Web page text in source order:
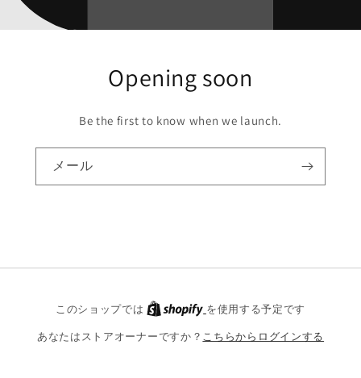
Opening soon
Be the first to know when we launch.
メール
このショップでは Shopify
を使用する予定です
あなたはストアオーナーですか？ こちらからログインする